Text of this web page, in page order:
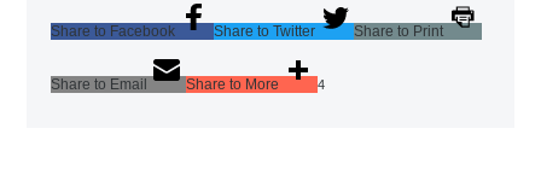
Share to Facebook Share to Twitter Share to Print
Share to Email Share to More 4